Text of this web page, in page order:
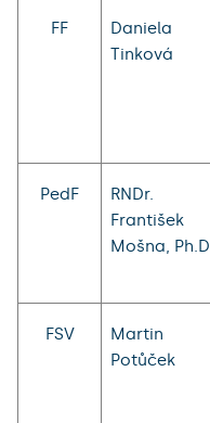
FF
Daniela
Tinková
PedF
RNDr.
František
Mošna, Ph.D.
FSV
Martin
Potůček